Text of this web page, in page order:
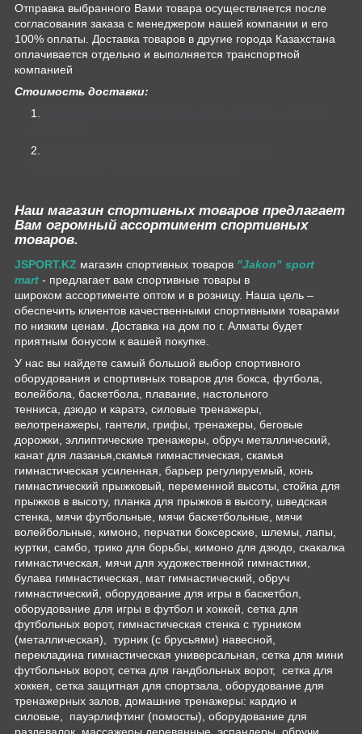
Отправка выбранного Вами товара осуществляется после
согласования заказа с менеджером нашей компании и его
100% оплаты. Доставка товаров в другие города Казахстана
оплачивается отдельно и выполняется транспортной
компанией
Стоимость доставки:
Наш магазин спортивных товаров предлагает
Вам огромный ассортимент спортивных
товаров.
JSPORT.KZ магазин спортивных товаров "Jakon" sport
mart - предлагает вам спортивные товары в
широком ассортименте оптом и в розницу. Наша цель –
обеспечить клиентов качественными спортивными товарами
по низким ценам. Доставка на дом по г. Алматы будет
приятным бонусом к вашей покупке.
У нас вы найдете самый большой выбор спортивного
оборудования и спортивных товаров для бокса, футбола,
волейбола, баскетбола, плавание, настольного
тенниса, дзюдо и каратэ, силовые тренажеры,
велотренажеры, гантели, грифы, тренажеры, беговые
дорожки, эллиптические тренажеры, обруч металлический,
канат для лазанья,скамья гимнастическая, скамья
гимнастическая усиленная, барьер регулируемый, конь
гимнастический прыжковый, переменной высоты, стойка для
прыжков в высоту, планка для прыжков в высоту, шведская
стенка, мячи футбольные, мячи баскетбольные, мячи
волейбольные, кимоно, перчатки боксерские, шлемы, лапы,
куртки, самбо, трико для борьбы, кимоно для дзюдо, скакалка
гимнастическая, мячи для художественной гимнастики,
булава гимнастическая, мат гимнастический, обруч
гимнастический, оборудование для игры в баскетбол,
оборудование для игры в футбол и хоккей, сетка для
футбольных ворот, гимнастическая стенка с турником
(металлическая), турник (с брусьями) навесной,
перекладина гимнастическая универсальная, сетка для мини
футбольных ворот, сетка для гандбольных ворот, сетка для
хоккея, сетка защитная для спортзала, оборудование для
тренажерных залов, домашние тренажеры: кардио и
силовые, пауэрлифтинг (помосты), оборудование для